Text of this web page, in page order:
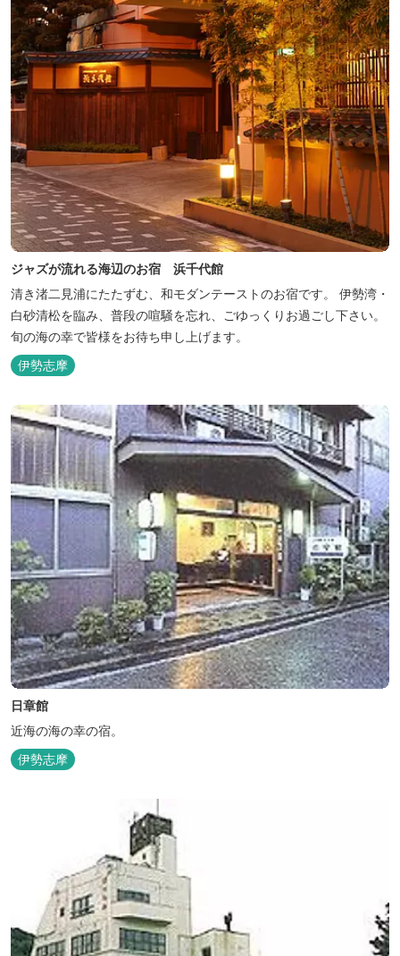
ジャズが流れる海辺のお宿 浜千代館
清き渚二見浦にたたずむ、和モダンテーストのお宿です。 伊勢湾・
白砂清松を臨み、普段の喧騒を忘れ、ごゆっくりお過ごし下さい。
旬の海の幸で皆様をお待ち申し上げます。
伊勢志摩
日章館
近海の海の幸の宿。
伊勢志摩